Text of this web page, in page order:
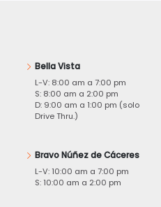
Bella Vista
L-V: 8:00 am a 7:00 pm
S: 8:00 am a 2:00 pm
D: 9:00 am a 1:00 pm (solo
Drive Thru.)
Bravo Núñez de Cáceres
L-V: 10:00 am a 7:00 pm
S: 10:00 am a 2:00 pm